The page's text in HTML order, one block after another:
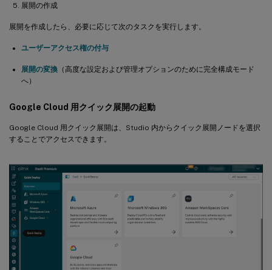
展開の作成
展開を作成したら、必要に応じて次のタスクを実行します。
ユーザーアクセス権の付与
展開の変換 （高度な設定および管理オプションのために完全構成モード
へ）
Google Cloud 用クイック展開の起動
Google Cloud 用クイック展開は、Studio 内からクイック展開ノードを選択
することでアクセスできます。